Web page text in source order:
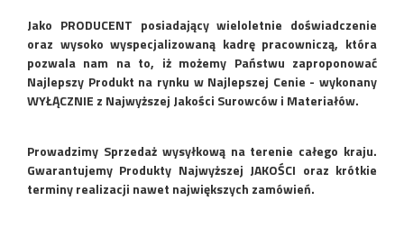
Jako PRODUCENT posiadający wieloletnie doświadczenie
oraz wysoko wyspecjalizowaną kadrę pracowniczą, która
pozwala nam na to, iż możemy Państwu zaproponować
Najlepszy Produkt na rynku w Najlepszej Cenie - wykonany
WYŁĄCZNIE z Najwyższej Jakości Surowców i Materiałów.
Prowadzimy Sprzedaż wysyłkową na terenie całego kraju.
Gwarantujemy Produkty Najwyższej JAKOŚCI oraz krótkie
terminy realizacji nawet największych zamówień.